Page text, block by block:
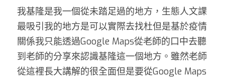
我基隆是我一個從未踏足過的地方，生態人文課
最吸引我的地方是可以實際去找杜但是基於疫情
關係我只能透過Google Maps從老師的口中去聽
到老師的分享來認識基隆這一個地方。雖然老師
從這裡長大講解的很全面但是要從Google Maps